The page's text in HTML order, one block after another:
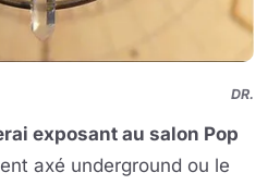
DR.
exposant au salon Pop
axé underground ou le